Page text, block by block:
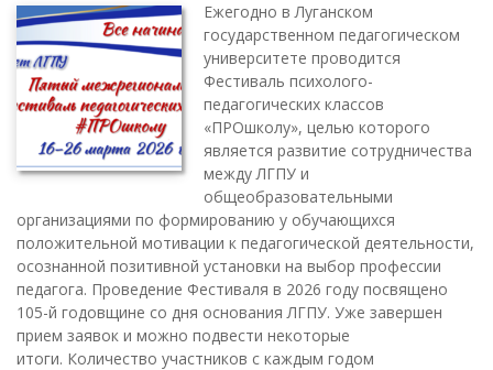
Ежегодно в Луганском
государственном педагогическом
университете проводится
Фестиваль психолого-
педагогических классов
«ПРОшколу», целью которого
является развитие сотрудничества
между ЛГПУ и
общеобразовательными
организациями по формированию у обучающихся
положительной мотивации к педагогической деятельности,
осознанной позитивной установки на выбор профессии
педагога. Проведение Фестиваля в 2026 году посвящено
105-й годовщине со дня основания ЛГПУ. Уже завершен
прием заявок и можно подвести некоторые
итоги. Количество участников с каждым годом